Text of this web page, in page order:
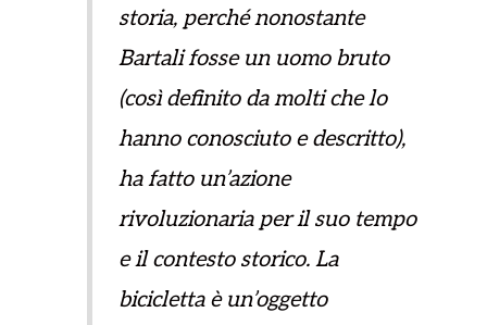
storia, perché nonostante
Bartali fosse un uomo bruto
(così definito da molti che lo
hanno conosciuto e descritto),
ha fatto un’azione
rivoluzionaria per il suo tempo
e il contesto storico. La
bicicletta è un’oggetto